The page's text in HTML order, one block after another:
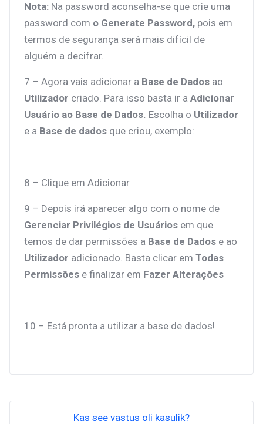
Nota: Na password aconselha-se que crie uma
password com o Generate Password, pois em
termos de segurança será mais difícil de
alguém a decifrar.
7 – Agora vais adicionar a Base de Dados ao
Utilizador criado. Para isso basta ir a Adicionar
Usuário ao Base de Dados. Escolha o Utilizador
e a Base de dados que criou, exemplo:
8 – Clique em Adicionar
9 – Depois irá aparecer algo com o nome de
Gerenciar Privilégios de Usuários em que
temos de dar permissões a Base de Dados e ao
Utilizador adicionado. Basta clicar em Todas
Permissões e finalizar em Fazer Alterações
10 – Está pronta a utilizar a base de dados!
Kas see vastus oli kasulik?